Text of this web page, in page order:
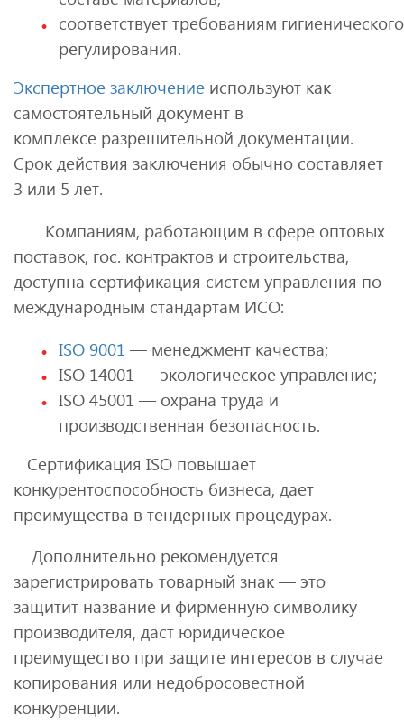
соответствует требованиям гигиенического
регулирования.
Экспертное заключение используют как
самостоятельный документ в
комплексе разрешительной документации.
Срок действия заключения обычно составляет
3 или 5 лет.
Компаниям, работающим в сфере оптовых
поставок, гос. контрактов и строительства,
доступна сертификация систем управления по
международным стандартам ИСО:
ISO 9001 — менеджмент качества;
ISO 14001 — экологическое управление;
ISO 45001 — охрана труда и
производственная безопасность.
Сертификация ISO повышает
конкурентоспособность бизнеса, дает
преимущества в тендерных процедурах.
Дополнительно рекомендуется
зарегистрировать товарный знак — это
защитит название и фирменную символику
производителя, даст юридическое
преимущество при защите интересов в случае
копирования или недобросовестной
конкуренции.